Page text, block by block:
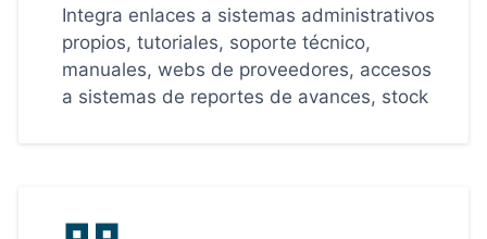
Integra enlaces a sistemas administrativos
propios, tutoriales, soporte técnico,
manuales, webs de proveedores, accesos
a sistemas de reportes de avances, stock